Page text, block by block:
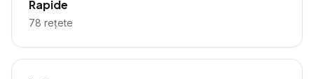
Rapide
78 rețete